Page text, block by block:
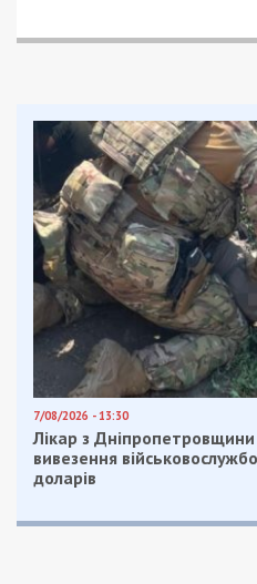
7/08/2026 - 13:30
Лікар з Дніпропетровщини
вивезення
доларів